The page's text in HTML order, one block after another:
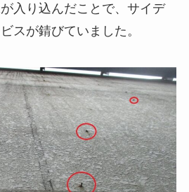
入り込んだことで、サイデ
スが錆びていました。